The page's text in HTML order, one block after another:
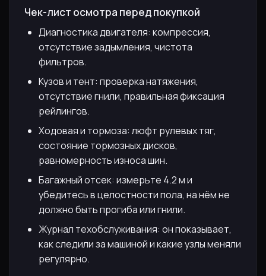
Чек-лист осмотра перед покупкой
Диагностика двигателя: компрессия,
отсутствие задымления, чистота
фильтров.
Кузов и тент: проверка натяжения,
отсутствие гнили, правильная фиксация
рейлингов.
Ходовая и тормоза: люфт рулевых тяг,
состояние тормозных дисков,
равномерность износа шин.
Багажный отсек: измерьте 4.2 м и
убедитесь в целостности пола, на нём не
должно быть прогиба или гнили.
Журнал техобслуживания: он показывает,
как следили за машиной и какие узлы меняли
регулярно.